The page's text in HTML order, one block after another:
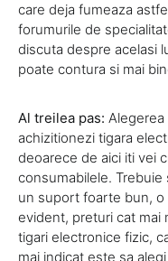
care deja fumeaza
forumurile de
discuta despre acelasi
poate contura si mai
Al treilea pas:
achizitionezi tigara
deoarece de aici iti vei
consumabilele. Trebuie
un suport foarte bun,
evident, preturi cat mai
tigari electronice fizic,
mai indicat este sa